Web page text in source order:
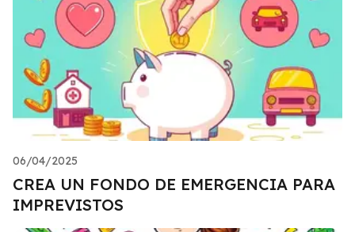
06/04/2025
CREA UN FONDO DE EMERGENCIA PARA
IMPREVISTOS